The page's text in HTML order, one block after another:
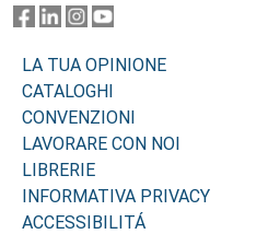
LA TUA OPINIONE
CATALOGHI
CONVENZIONI
LAVORARE CON NOI
LIBRERIE
INFORMATIVA PRIVACY
ACCESSIBILITÁ